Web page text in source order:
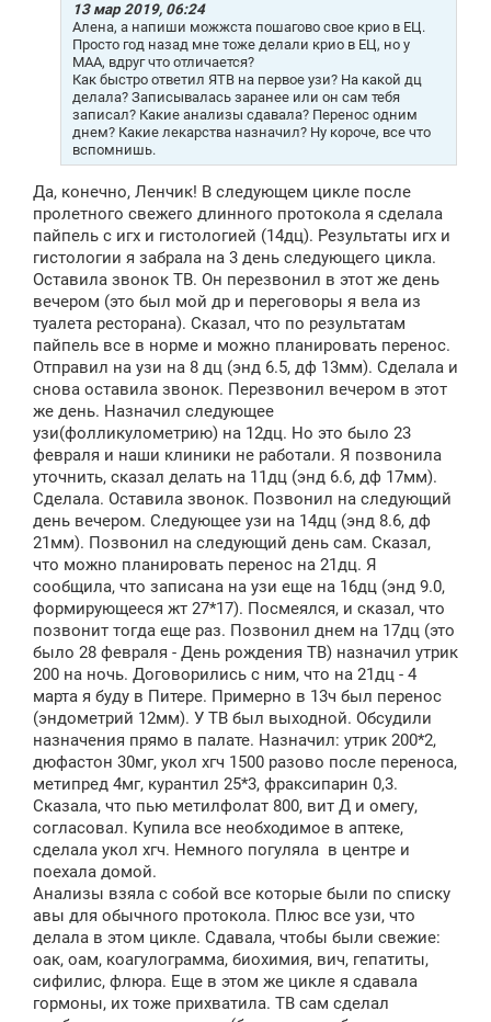
13 мар 2019, 06:24
Алена, а напиши можжста пошагово свое крио в ЕЦ.
Просто год назад мне тоже делали крио в ЕЦ, но у
МАА, вдруг что отличается?
Как быстро ответил ЯТВ на первое узи? На какой дц
делала? Записывалась заранее или он сам тебя
записал? Какие анализы сдавала? Перенос одним
днем? Какие лекарства назначил? Ну короче, все что
вспомнишь.
Да, конечно, Ленчик! В следующем цикле после
пролетного свежего длинного протокола я сделала
пайпель с игх и гистологией (14дц). Результаты игх и
гистологии я забрала на 3 день следующего цикла.
Оставила звонок ТВ. Он перезвонил в этот же день
вечером (это был мой др и переговоры я вела из
туалета ресторана). Сказал, что по результатам
пайпель все в норме и можно планировать перенос.
Отправил на узи на 8 дц (энд 6.5, дф 13мм). Сделала и
снова оставила звонок. Перезвонил вечером в этот
же день. Назначил следующее
узи(фолликулометрию) на 12дц. Но это было 23
февраля и наши клиники не работали. Я позвонила
уточнить, сказал делать на 11дц (энд 6.6, дф 17мм).
Сделала. Оставила звонок. Позвонил на следующий
день вечером. Следующее узи на 14дц (энд 8.6, дф
21мм). Позвонил на следующий день сам. Сказал,
что можно планировать перенос на 21дц. Я
сообщила, что записана на узи еще на 16дц (энд 9.0,
формирующееся жт 27*17). Посмеялся, и сказал, что
позвонит тогда еще раз. Позвонил днем на 17дц (это
было 28 февраля - День рождения ТВ) назначил утрик
200 на ночь. Договорились с ним, что на 21дц - 4
марта я буду в Питере. Примерно в 13ч был перенос
(эндометрий 12мм). У ТВ был выходной. Обсудили
назначения прямо в палате. Назначил: утрик 200*2,
дюфастон 30мг, укол хгч 1500 разово после переноса,
метипред 4мг, курантил 25*3, фраксипарин 0,3.
Сказала, что пью метилфолат 800, вит Д и омегу,
согласовал. Купила все необходимое в аптеке,
сделала укол хгч. Немного погуляла в центре и
поехала домой.
Анализы взяла с собой все которые были по списку
авы для обычного протокола. Плюс все узи, что
делала в этом цикле. Сдавала, чтобы были свежие:
оак, оам, коагулограмма, биохимия, вич, гепатиты,
сифилис, флюра. Еще в этом же цикле я сдавала
гормоны, их тоже прихватила. ТВ сам сделал